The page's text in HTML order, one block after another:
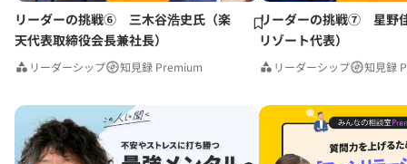
リーダーの挑戦⑥ 三木谷浩史氏（楽
天代表取締役会長兼社長）
リーダーシップ 知見録 Premium
リーダーの挑戦⑦ 星野
リゾート代表）
リーダーシップ 知見録